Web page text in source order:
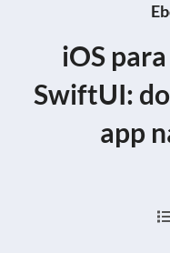
iOS
SwiftUI:
app